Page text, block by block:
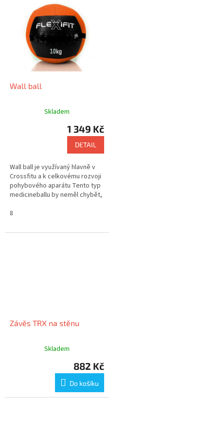
Wall ball
Skladem
1 349 Kč
DETAIL
Wall ball je využívaný hlavně v
Crossfitu a k celkovému rozvoji
pohybového aparátu Tento typ
medicineballu by neměl chybět,
8
Závěs TRX na stěnu
Skladem
882 Kč
Do košíku